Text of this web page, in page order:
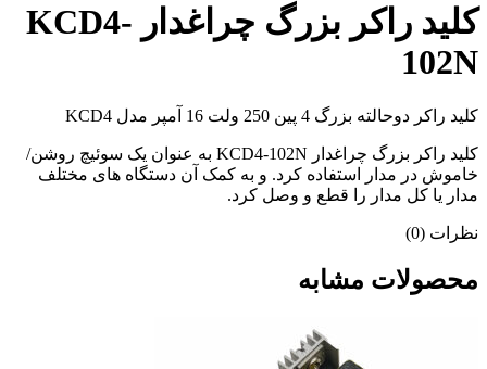
کلید راکر بزرگ چراغدار KCD4-
102N
کلید راکر دوحالته بزرگ 4 پین 250 ولت 16 آمپر مدل KCD4
کلید راکر بزرگ چراغدار KCD4-102N به عنوان یک سوئیچ روشن/
خاموش در مدار استفاده کرد. و به کمک آن دستگاه های مختلف
مدار یا کل مدار را قطع و وصل کرد.
نظرات (0)
محصولات مشابه